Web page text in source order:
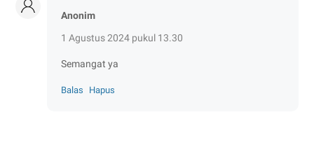
Anonim
1 Agustus 2024 pukul 13.30
Semangat ya
Balas Hapus